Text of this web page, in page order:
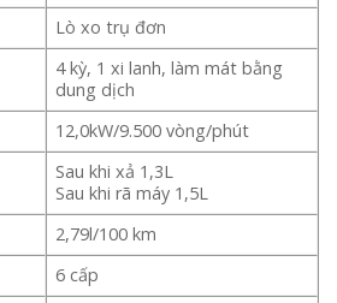
Lò xo trụ đơn
4 kỳ, 1 xi lanh, làm mát bằng
dung dịch
12,0kW/9.500 vòng/phút
Sau khi xả 1,3L
Sau khi rã máy 1,5L
2,79l/100 km
6 cấp